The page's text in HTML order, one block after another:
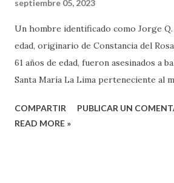
septiembre 05, 2023
Un hombre identificado como Jorge Q.
edad, originario de Constancia del
61 años de edad, fueron asesinados a
Santa María La Lima perteneciente al
información oficial, las víctimas fueron
Estatal de Investigaciones (AEI)
COMPARTIR
PUBLICAR UN
READ MORE »